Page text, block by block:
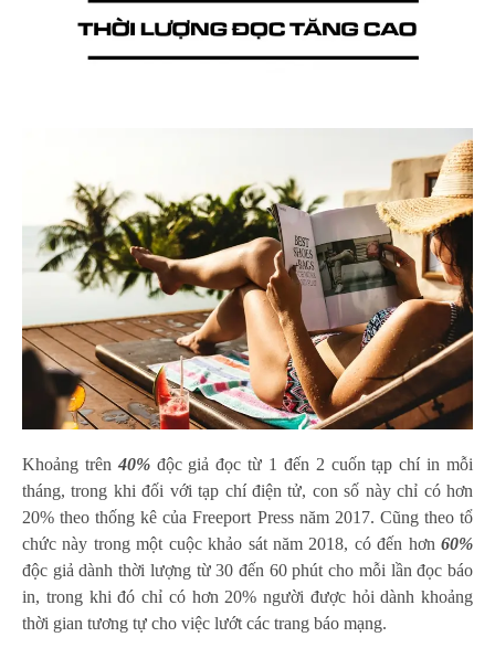
Khoảng trên 40%độc giả đọc từ 1 đến 2 cuốn tạp chí in mỗi
tháng, trong khi đối với tạp chí điện tử, con số này chỉ có hơn
20% theo thống kê của Freeport Press năm 2017. Cũng theo tổ
chức này trong một cuộc khảo sát năm 2018, có đến hơn 60%
độc giả dành thời lượng từ 30 đến 60 phút cho mỗi lần đọc báo
in, trong khi đó chỉ có hơn 20% người được hỏi dành khoảng
thời gian tương tự cho việc lướt các trang báo mạng.